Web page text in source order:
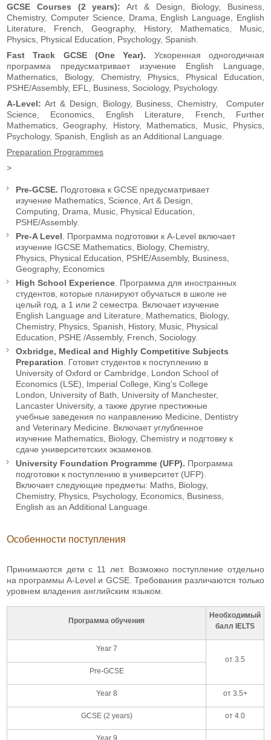
GCSE Courses (2 years): Art & Design, Biology, Business,
Chemistry, Computer Science, Drama, English Language, English
Literature, French, Geography, History, Mathematics, Music,
Physics, Physical Education, Psychology, Spanish.
Fast Track GCSE (One Year). Ускоренная одногодичная
программа предусматривает изучение English Language,
Mathematics, Biology, Chemistry, Physics, Physical Education,
PSHE/Assembly, EFL, Business, Sociology, Psychology.
A-Level: Art & Design, Biology, Business, Chemistry, Computer
Science, Economics, English Literature, French, Further
Mathematics, Geography, History, Mathematics, Music, Physics,
Psychology, Spanish, English as an Additional Language.
Preparation Programmes
>
Pre-GCSE. Подготовка к GCSE предусматривает
изучение Mathematics, Science, Art & Design,
Computing, Drama, Music, Physical Education,
PSHE/Assembly.
Pre-A Level . Программа подготовки к A-Level включает
изучение IGCSE Mathematics, Biology, Chemistry,
Physics, Physical Education, PSHE/Assembly, Business,
Geography, Economics
High School Experience . Программа для иностранных
студентов, которые планируют обучаться в школе не
целый год, а 1 или 2 семестра. Включает изучение
English Language and Literature, Mathematics, Biology,
Chemistry, Physics, Spanish, History, Music, Physical
Education, PSHE /Assembly, French, Sociology.
Oxbridge, Medical and Highly Competitive Subjects
Preparation . Готовит студентов к поступлению в
University of Oxford or Cambridge, London School of
Economics (LSE), Imperial College, King’s College
London, University of Bath, University of Manchester,
Lancaster University, а также другие престижные
учебные заведения по направлению Medicine, Dentistry
and Veterinary Medicine. Включает углубленное
изучение Mathematics, Biology, Chemistry и подгтовку к
сдаче университетских экзаменов.
University Foundation Programme (UFP). Программа
подготовки к поступлению в университет (UFP).
Включает следующие предметы: Maths, Biology,
Chemistry, Physics, Psychology, Economics, Business,
English as an Additional Language.
Особенности поступления
Принимаются дети с 11 лет. Возможно поступление отдельно
на программы A-Level и GCSE. Требования различаются только
уровнем владения английским языком.
Программа обучения
Необходимый
балл IELTS
Year 7
от 3.5
Pre-GCSE
Year 8 от 3.5+
GCSE (2 years) от 4.0
Year 9